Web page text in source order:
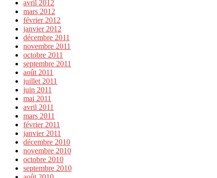
avril 2012
mars 2012
février 2012
janvier 2012
décembre 2011
novembre 2011
octobre 2011
septembre 2011
août 2011
juillet 2011
juin 2011
mai 2011
avril 2011
mars 2011
février 2011
janvier 2011
décembre 2010
novembre 2010
octobre 2010
septembre 2010